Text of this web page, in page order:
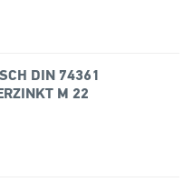
DIN 74361
M 22